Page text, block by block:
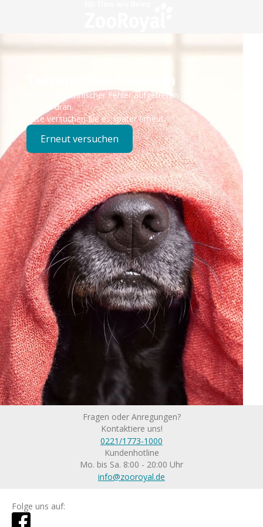
Technisches Problem
Es ist ein technischer Fehler aufgetreten – wir sind
bereits dran.
Bitte versuchen Sie es später erneut.
Erneut versuchen
Fragen oder Anregungen?
Kontaktiere uns!
0221/1773-1000
Kundenhotline
Mo. bis Sa. 8:00 - 20:00 Uhr
info@zooroyal.de
Folge uns auf: